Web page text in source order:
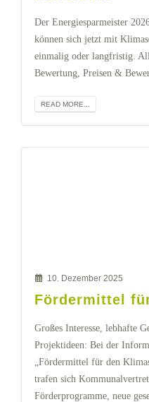
Der Energiesparmeister
können sich jetzt mit
einmalig oder langfristig.
Bewertung, Preisen &
READ MORE...
10. Dezember 2025
Fördermittel
Großes Interesse, lebhafte
Projektideen: Bei der
„Fördermittel für den
trafen sich
Förderprogramme, neue